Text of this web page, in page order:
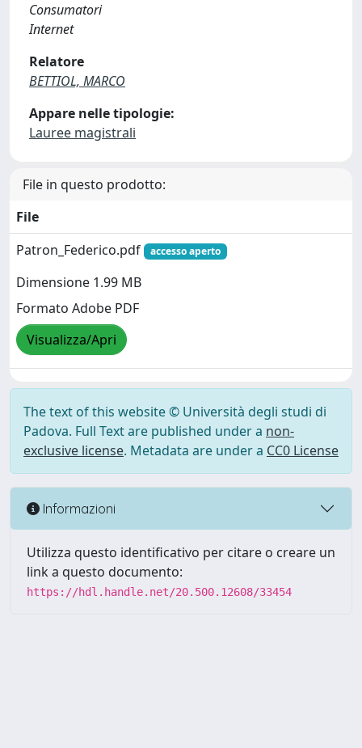
Consumatori
Internet
Relatore
BETTIOL, MARCO
Appare nelle tipologie:
Lauree magistrali
File in questo prodotto:
File
Patron_Federico.pdf
accesso aperto
Dimensione 1.99 MB
Formato Adobe PDF
Visualizza/Apri
The text of this website © Università degli studi di
Padova. Full Text are published under a non-
exclusive license. Metadata are under a CC0 License
Informazioni
Utilizza questo identificativo per citare o creare un
link a questo documento:
https://hdl.handle.net/20.500.12608/33454